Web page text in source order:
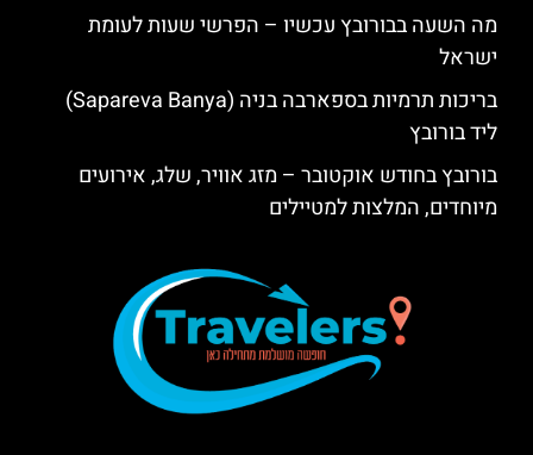
מה השעה בבורובץ עכשיו – הפרשי שעות לעומת
ישראל
בריכות תרמיות בספארבה בניה (Sapareva Banya)
ליד בורובץ
בורובץ בחודש אוקטובר – מזג אוויר, שלג, אירועים
מיוחדים, המלצות למטיילים